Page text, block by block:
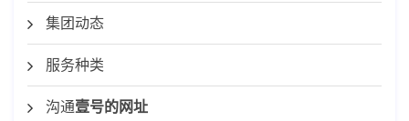
集团动态
服务种类
沟通壹号的网址